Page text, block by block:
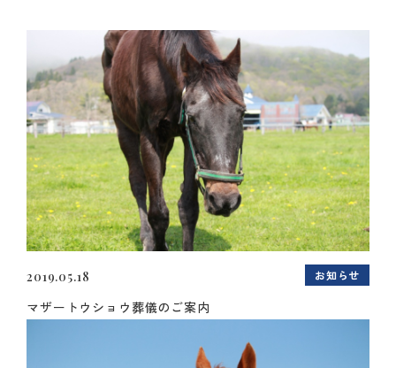
2019.05.18 お知らせ
マザートウショウ葬儀のご案内